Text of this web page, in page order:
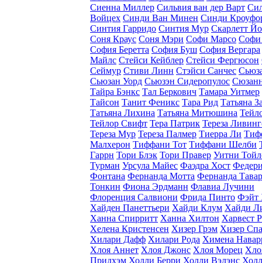
Сиенна Миллер Сильвия ван дер Варт
Войцех Синди Ван Минен Синди
Синтия Гарридо Синтия Мур Скарлетт
Соня Краус Соня Мэри Софи Марсо Софи
София Беретта София Буш София Вергара
Майлс Стейси Кейблер Стейси Фергюсон
Сеймур Стиви Линн Стэйси Санчес
Сьюзан Уорд Сьюзэн Сидеропулос
Тайра Бэнкс Тал Беркович Тамара Уитмер
Тайсон Танит Феникс Тара Рид Татьяна
Татьяна Лихина Татьяна Митюшина
Тейлор Свифт Тера Патрик Тереза
Тереза Мур Тереза Палмер Тиерра Ли
Малхерон Тиффани Тот Тиффани Шелби
Гаррн Тори Блэк Тори Правер Уитни
Турман Урсула Майес Фаэдра Хост
Фонтана Фернанда Мотта Фернанда
Тонкин Фиона Эрдманн Флавиа Лучини
Флоренция Салвиони Фрида Пинто Фэйт
Хайден Панеттьери Хайди Клум Хайди
Ханна Спирритт Ханна Хилтон Харвест
Хелена Кристенсен Хизер Грэм Хизер
Хилари Дафф Хилари Рода Химена
Хлоя Аннет Хлоя Джонс Хлоя Морец
Придхэм Холли Берри Холли Вэлэнс